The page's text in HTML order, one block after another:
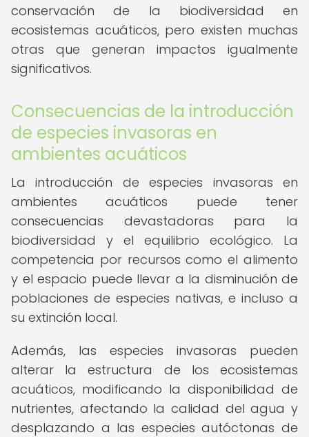
conservación de la biodiversidad en
ecosistemas acuáticos, pero existen muchas
otras que generan impactos igualmente
significativos.
Consecuencias de la introducción
de especies invasoras en
ambientes acuáticos
La introducción de especies invasoras en
ambientes acuáticos puede tener
consecuencias devastadoras para la
biodiversidad y el equilibrio ecológico. La
competencia por recursos como el alimento
y el espacio puede llevar a la disminución de
poblaciones de especies nativas, e incluso a
su extinción local.
Además, las especies invasoras pueden
alterar la estructura de los ecosistemas
acuáticos, modificando la disponibilidad de
nutrientes, afectando la calidad del agua y
desplazando a las especies autóctonas de